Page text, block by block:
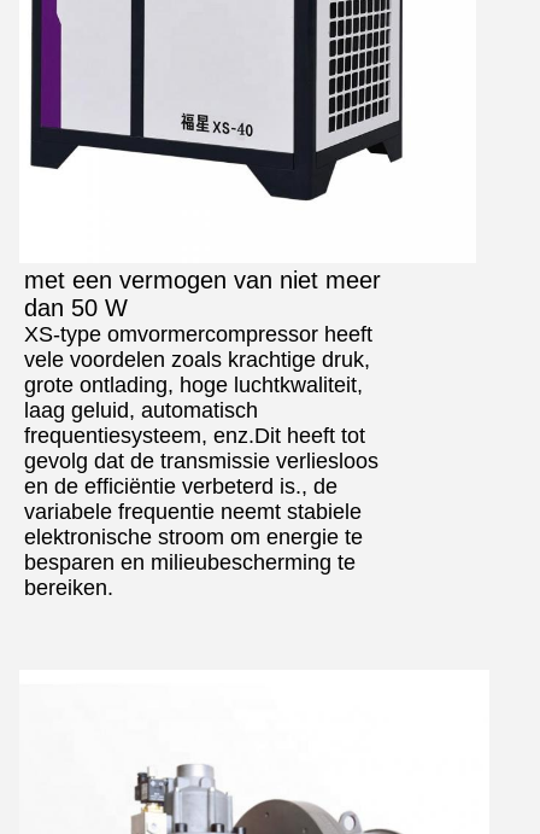
met een vermogen van niet meer
dan 50 W
XS-type omvormercompressor heeft
vele voordelen zoals krachtige druk,
grote ontlading, hoge luchtkwaliteit,
laag geluid, automatisch
frequentiesysteem, enz.Dit heeft tot
gevolg dat de transmissie verliesloos
en de efficiëntie verbeterd is., de
variabele frequentie neemt stabiele
elektronische stroom om energie te
besparen en milieubescherming te
bereiken.